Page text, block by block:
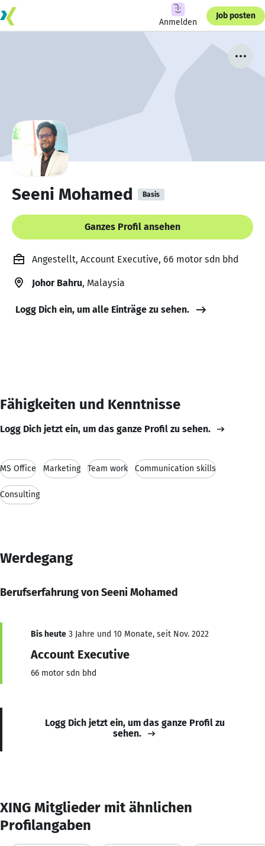
Anmelden
Job posten
Seeni Mohamed Basis
Ganzes Profil ansehen
Angestellt, Account Executive, 66 motor sdn bhd
Johor Bahru, Malaysia
Logg Dich ein, um alle Einträge zu sehen.
Fähigkeiten und Kenntnisse
Logg Dich jetzt ein, um das ganze Profil zu sehen.
MS Office Marketing Team work Communication skills
Consulting
Werdegang
Berufserfahrung von Seeni Mohamed
Bis heute 3 Jahre und 10 Monate, seit Nov. 2022
Account Executive
66 motor sdn bhd
Logg Dich jetzt ein, um das ganze Profil zu
sehen.
XING Mitglieder mit ähnlichen
Profilangaben